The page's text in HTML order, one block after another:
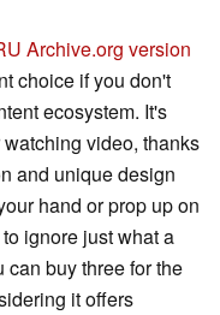
Archive.org version
choice if you don't
ecosystem. It's
video, thanks
and unique design
hand or prop up on
ignore just what a
buy three for the
it offers